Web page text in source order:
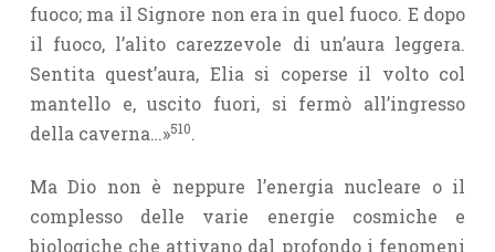
fuoco; ma il Signore non era in quel fuoco. E dopo
il fuoco, l’alito carezzevole di un’aura leggera.
Sentita quest’aura, Elia si coperse il volto col
mantello e, uscito fuori, si fermò all’ingresso
della caverna…»510.
Ma Dio non è neppure l’energia nucleare o il
complesso delle varie energie cosmiche e
biologiche che attivano dal profondo i fenomeni